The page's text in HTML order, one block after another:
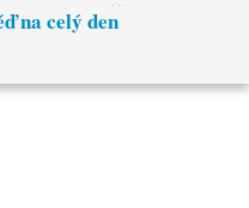
na celý den